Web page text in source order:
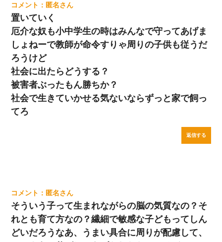
匿名
置いていく
厄介な奴も小中学生の時はみんなで守ってあげま
しょねーで教師が命令すりゃ周りの子供も従うだ
ろうけど
社会に出たらどうする？
被害者ぶったもん勝ちか？
社会で生きていかせる気ないならずっと家で飼っ
てろ
返信する
匿名
そういう子って生まれながらの脳の気質なの？そ
れとも育て方なの？繊細で敏感な子どもってしん
どいだろうなあ、うまい具合に周りが配慮して、